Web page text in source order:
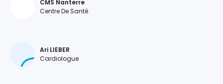
CMS Nanterre
Centre De Santé
Ari LIEBER
Cardiologue